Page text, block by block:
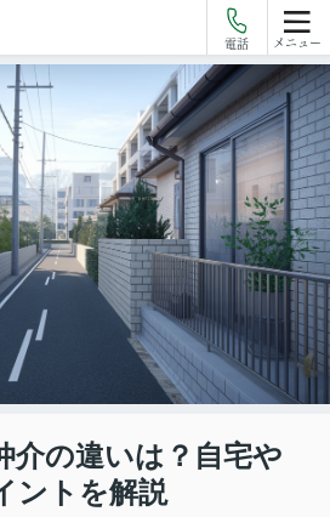
電話 メニュー
介の違いは？自宅や
ントを解説